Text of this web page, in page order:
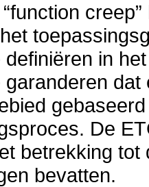
definiëren in
De
betrekking
bevatten.